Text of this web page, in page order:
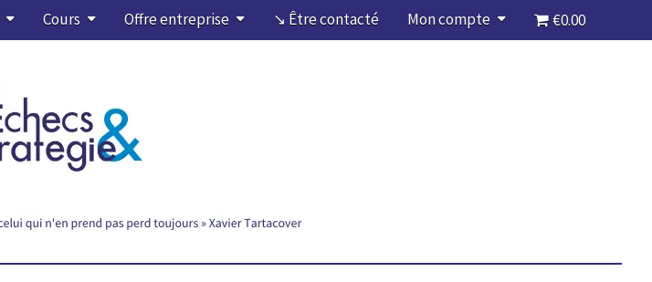
Cours Offre entreprise ↘ Être contacté Mon compte €0.00